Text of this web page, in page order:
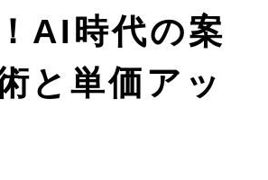
ード
ポリシー
AI時代の案
と単価アッ